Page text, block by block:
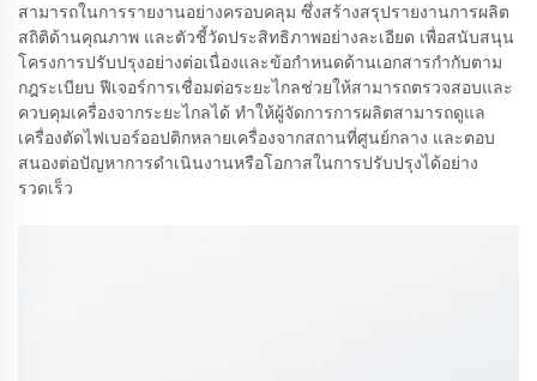
สามารถในการรายงานอย่างครอบคลุม ซึ่งสร้างสรุปรายงานการผลิต
สถิติด้านคุณภาพ และตัวชี้วัดประสิทธิภาพอย่างละเอียด เพื่อสนับสนุน
โครงการปรับปรุงอย่างต่อเนื่องและข้อกำหนดด้านเอกสารกำกับตาม
กฎระเบียบ ฟีเจอร์การเชื่อมต่อระยะไกลช่วยให้สามารถตรวจสอบและ
ควบคุมเครื่องจากระยะไกลได้ ทำให้ผู้จัดการการผลิตสามารถดูแล
เครื่องตัดไฟเบอร์ออปติกหลายเครื่องจากสถานที่ศูนย์กลาง และตอบ
สนองต่อปัญหาการดำเนินงานหรือโอกาสในการปรับปรุงได้อย่าง
รวดเร็ว